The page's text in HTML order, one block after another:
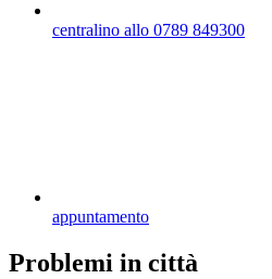
centralino allo 0789 849300
appuntamento
Problemi in città